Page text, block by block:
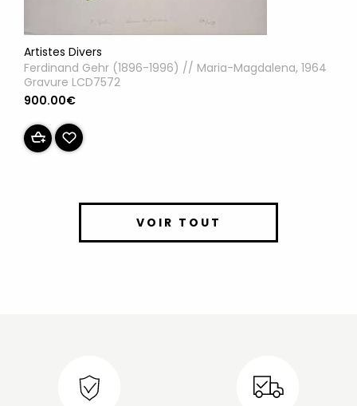
Artistes Divers
Ferdinand Gehr (1896-1996) // Maria-Magdalena, 1964
Gravure LCD7572
900.00€
VOIR TOUT